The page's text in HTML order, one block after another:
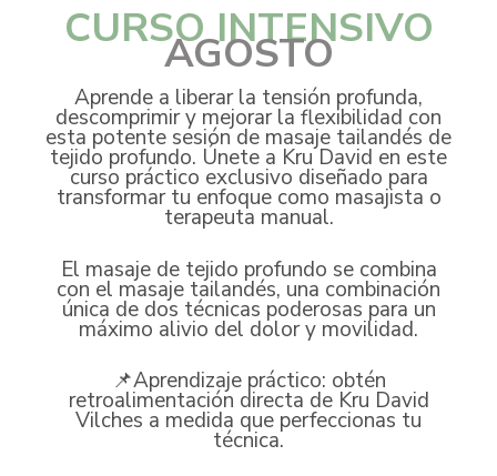
CURSO INTENSIVO
AGOSTO
Aprende a liberar la tensión profunda,
descomprimir y mejorar la flexibilidad con
esta potente sesión de masaje tailandés de
tejido profundo. Únete a Kru David en este
curso práctico exclusivo diseñado para
transformar tu enfoque como masajista o
terapeuta manual.
El masaje de tejido profundo se combina
con el masaje tailandés, una combinación
única de dos técnicas poderosas para un
máximo alivio del dolor y movilidad.
📌Aprendizaje práctico: obtén
retroalimentación directa de Kru David
Vilches a medida que perfeccionas tu
técnica.